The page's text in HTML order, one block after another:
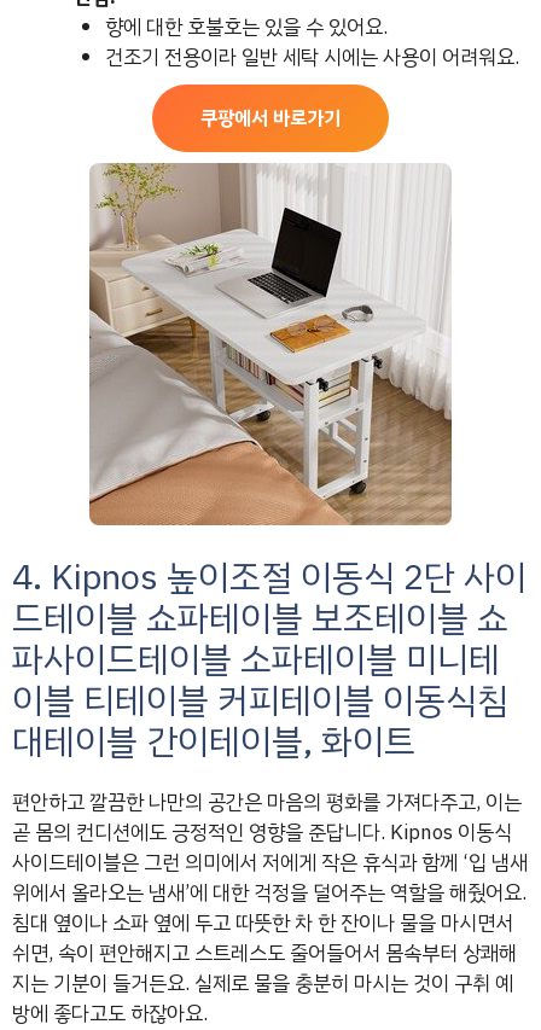
향에 대한 호불호는 있을 수 있어요.
건조기 전용이라 일반 세탁 시에는 사용이 어려워요.
쿠팡에서 바로가기
4. Kipnos 높이조절 이동식 2단 사이
드테이블 쇼파테이블 보조테이블 쇼
파사이드테이블 소파테이블 미니테
이블 티테이블 커피테이블 이동식침
대테이블 간이테이블, 화이트
편안하고 깔끔한 나만의 공간은 마음의 평화를 가져다주고, 이는
곧 몸의 컨디션에도 긍정적인 영향을 준답니다. Kipnos 이동식
사이드테이블은 그런 의미에서 저에게 작은 휴식과 함께 ‘입 냄새
위에서 올라오는 냄새’에 대한 걱정을 덜어주는 역할을 해줬어요.
침대 옆이나 소파 옆에 두고 따뜻한 차 한 잔이나 물을 마시면서
쉬면, 속이 편안해지고 스트레스도 줄어들어서 몸속부터 상쾌해
지는 기분이 들거든요. 실제로 물을 충분히 마시는 것이 구취 예
방에 좋다고도 하잖아요.